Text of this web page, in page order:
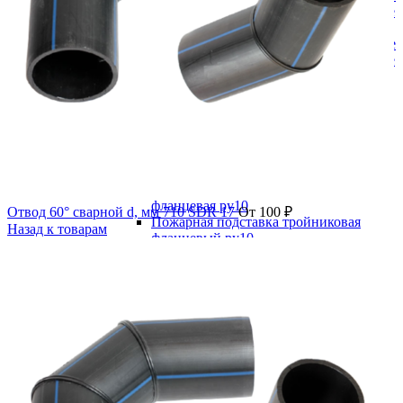
Краны шаровые редуцированные
Фланцевые
Краны шаровые полнопроходные
Краны шаровые редуцированные
Пожарная арматура
Подставки пожарные
фланцевая ру10
Пожарная подставка тройниковая
фланцевый ру10
Демонтажная /монтажная вставка PN
Демонтажная /монтажная вставка PN
16
Доуплотнитель раструба (РУРС)
Муфты соединительные ДРК
Отвод 60° сварной d, мм 710 SDR 17От 100 ₽
Назад к товарам